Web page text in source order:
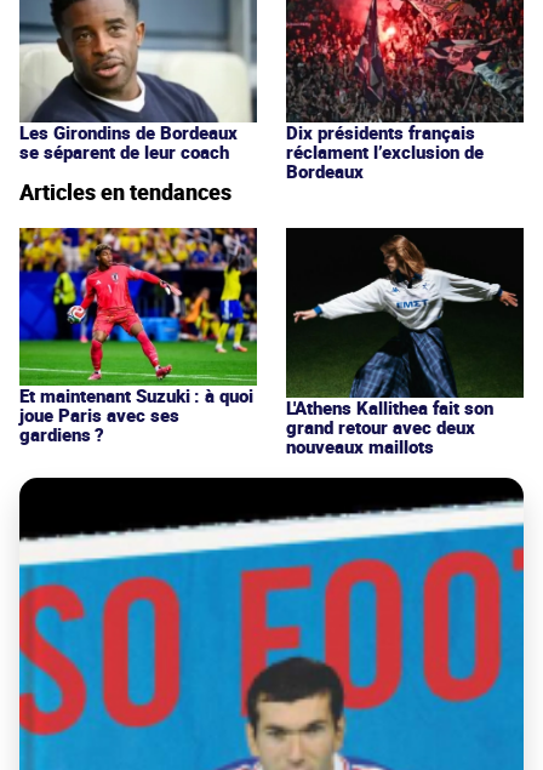
Les Girondins de Bordeaux
se séparent de leur coach
Dix présidents français
réclament l’exclusion de
Bordeaux
Articles en tendances
Et maintenant Suzuki : à quoi
joue Paris avec ses
gardiens ?
L'Athens Kallithea fait son
grand retour avec deux
nouveaux maillots